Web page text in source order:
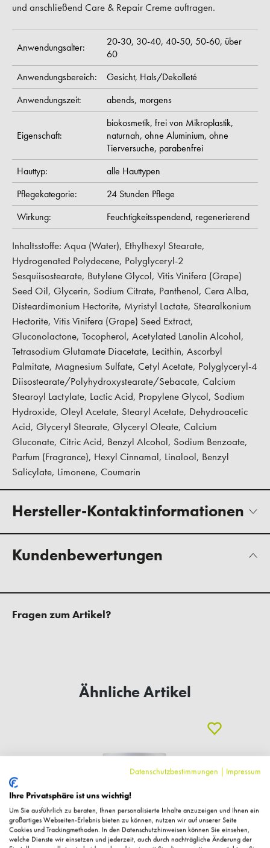
und anschließend Care & Repair Creme auftragen.
Anwendungsalter: 20-30, 30-40, 40-50, 50-60, über
60
Anwendungsbereich:
Gesicht, Hals/Dekolleté
Anwendungszeit:
abends, morgens
Eigenschaft:
biokosmetik, frei von Mikroplastik,
naturnah, ohne Aluminium, ohne
Tierversuche, parabenfrei
Hauttyp:
alle Hauttypen
Pflegekategorie:
24 Stunden Pflege
Wirkung:
Feuchtigkeitsspendend, regenerierend
Inhaltsstoffe: Aqua (Water), Ethylhexyl Stearate,
Hydrogenated Polydecene, Polyglyceryl-2
Sesquiisostearate, Butylene Glycol, Vitis Vinifera (Grape)
Seed Oil, Glycerin, Sodium Citrate, Panthenol, Cera Alba,
Disteardimonium Hectorite, Myristyl Lactate, Stearalkonium
Hectorite, Vitis Vinifera (Grape) Seed Extract,
Gluconolactone, Tocopherol, Acetylated Lanolin Alcohol,
Tetrasodium Glutamate Diacetate, Lecithin, Ascorbyl
Palmitate, Magnesium Sulfate, Cetyl Acetate, Polyglyceryl-4
Diisostearate/Polyhydroxystearate/Sebacate, Calcium
Stearoyl Lactylate, Lactic Acid, Propylene Glycol, Sodium
Hydroxide, Oleyl Acetate, Stearyl Acetate, Dehydroacetic
Acid, Glyceryl Stearate, Glyceryl Oleate, Calcium
Gluconate, Citric Acid, Benzyl Alcohol, Sodium Benzoate,
Parfum (Fragrance), Hexyl Cinnamal, Linalool, Benzyl
Salicylate, Limonene, Coumarin
Hersteller-Kontaktinformationen
Kundenbewertungen
Fragen zum Artikel?
Ähnliche Artikel
Datenschutzbestimmungen | Impressum
Ihre Privatsphäre ist uns wichtig!
Um Sie ausführlich zu beraten, Ihnen personalisierte Inhalte anzuzeigen und Ihnen ein
großartiges Webseiten-Erlebnis bieten zu können, nutzen wir auf unserer Seite
Cookies und Trackingmethoden. In den Datenschutzhinweisen können Sie einsehen,
welche Dienste wir einsetzen und jederzeit, auch durch nachträgliche Änderung der